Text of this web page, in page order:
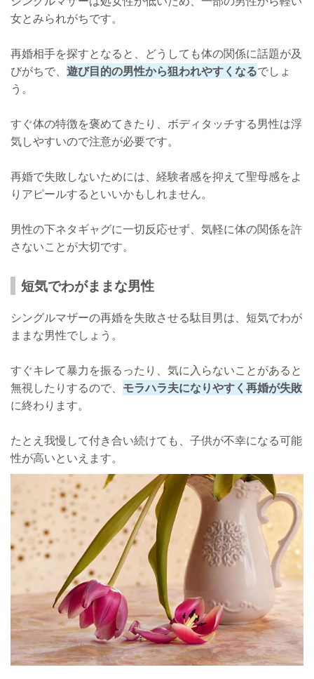
女とみられがちです。
再婚相手を探すとなると、どうしても体の関係に話題が及
びがちで、 遊び目的の男性から狙われやすくなるでしょ
う。
すぐ体の特徴を褒めてきたり、ボディタッチする男性は浮
気しやすいので注意が必要です。
再婚で失敗しないためには、経験者感を抑えて聖母感をよ
りアピールするといいかもしれません。
男性の下ネタギャグに一切反応せず、気軽に体の関係を許
さないことが大切です。
短気でわがままな男性
シングルマザーの再婚を失敗させる駄目男は、短気でわが
ままな男性でしょう。
すぐキレて暴力を振るったり、気に入らないことがあると
無視したりするので、 モラハラ夫になりやすく再婚が失敗
に終わります。
たとえ我慢して付き合い続けても、子供が不幸になる可能
性が高いといえます。